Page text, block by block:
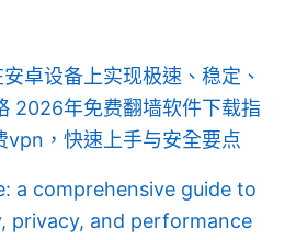
卓设备上实现极速、稳定、
2026年免费翻墙软件下载指
vpn，快速上手与安全要点
a comprehensive guide to
privacy, and performance